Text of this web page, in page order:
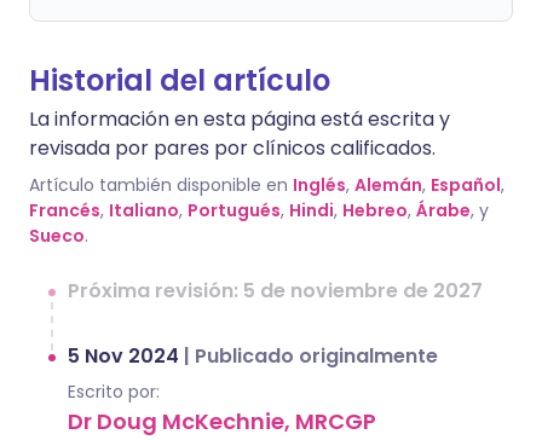
Historial del artículo
La información en esta página está escrita y
revisada por pares por clínicos calificados.
Artículo también disponible en Inglés, Alemán, Español,
Francés, Italiano, Portugués, Hindi, Hebreo, Árabe, y
Sueco.
Próxima revisión: 5 de noviembre de 2027
5 Nov 2024 | Publicado originalmente
Escrito por:
Dr Doug McKechnie, MRCGP